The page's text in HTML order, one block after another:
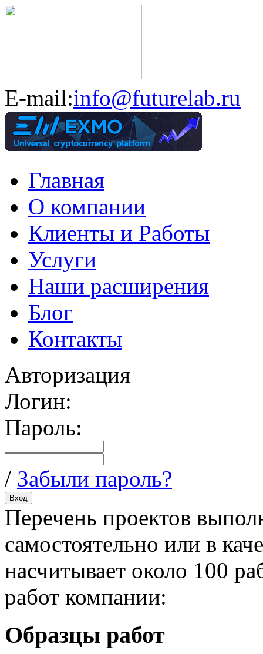
E-mail:info@futurelab.ru
Главная
О компании
Клиенты и Работы
Услуги
Наши расширения
Блог
Контакты
Авторизация
Логин:
Пароль:
/ Забыли пароль?
Перечень проектов
самостоятельно или в
насчитывает около 100
работ компании:
Образцы работ